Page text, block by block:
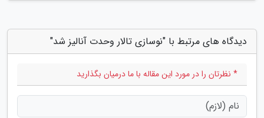
دیدگاه های مرتبط با "نوسازی تالار وحدت آنالیز شد"
* نظرتان را در مورد این مقاله با ما درمیان بگذارید